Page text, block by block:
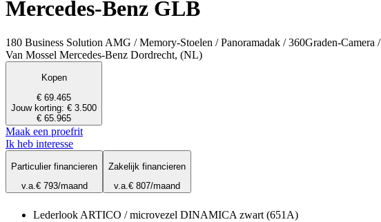
Mercedes-Benz GLB
180 Business Solution AMG / Memory-Stoelen / Panoramadak / 360Graden-Camera /
Van Mossel Mercedes-Benz Dordrecht, (NL)
Kopen
€ 69.465
Jouw korting: € 3.500
€ 65.965
Maak een proefrit
Ik heb interesse
Particulier financieren
v.a.€ 793/maand
Zakelijk financieren
v.a.€ 807/maand
Lederlook ARTICO / microvezel DINAMICA zwart (651A)